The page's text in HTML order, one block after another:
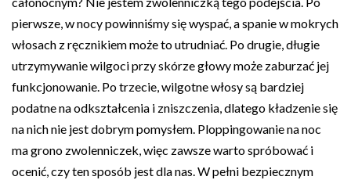
pierwsze, w nocy powinniśmy się wyspać, a spanie w mokrych
włosach z ręcznikiem może to utrudniać. Po drugie, długie
utrzymywanie wilgoci przy skórze głowy może zaburzać jej
funkcjonowanie. Po trzecie, wilgotne włosy są bardziej
podatne na odkształcenia i zniszczenia, dlatego kładzenie się
na nich nie jest dobrym pomysłem. Ploppingowanie na noc
ma grono zwolenniczek, więc zawsze warto spróbować i
ocenić, czy ten sposób jest dla nas. W pełni bezpiecznym